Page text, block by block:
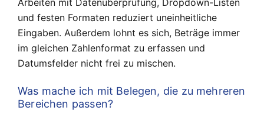
und festen Formaten reduziert uneinheitliche
Eingaben. Außerdem lohnt es sich, Beträge immer
im gleichen Zahlenformat zu erfassen und
Datumsfelder nicht frei zu mischen.
Was mache ich mit Belegen, die zu mehreren
Bereichen passen?